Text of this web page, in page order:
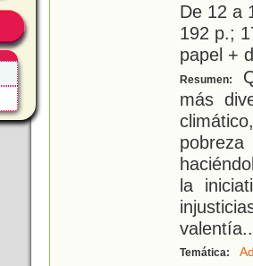
De 12 a
192 p.;
papel +
Resumen:
más
la
valentía
Temática: